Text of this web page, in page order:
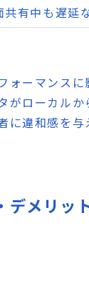
共有中も遅延
ォーマンス
がローカル
に違和感を
メリッ